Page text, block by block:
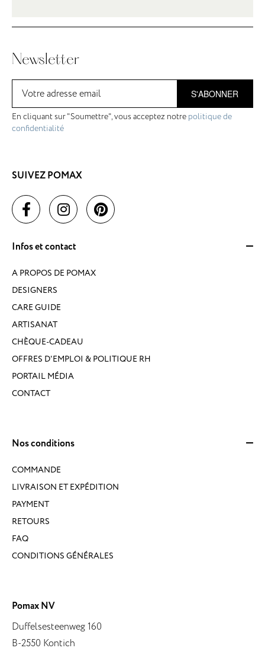
Newsletter
S'ABONNER
En cliquant sur "Soumettre", vous acceptez notre politique de
confidentialité
SUIVEZ POMAX
Infos et contact
A PROPOS DE POMAX
DESIGNERS
CARE GUIDE
ARTISANAT
CHÈQUE-CADEAU
OFFRES D'EMPLOI & POLITIQUE RH
PORTAIL MÉDIA
CONTACT
Nos conditions
COMMANDE
LIVRAISON ET EXPÉDITION
PAYMENT
RETOURS
FAQ
CONDITIONS GÉNÉRALES
Pomax NV
Duffelsesteenweg 160
B-2550 Kontich